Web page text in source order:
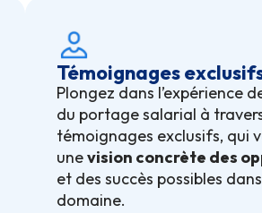
Témoignages
Plongez dans l’expérience
du portage salarial à
témoignages exclusifs, qui
unevision concrète des
et des succès possibles
domaine.